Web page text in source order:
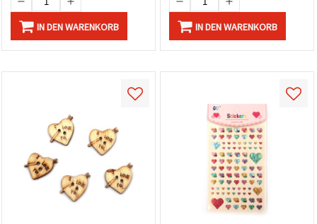
IN DEN WARENKORB IN DEN WARENKORB